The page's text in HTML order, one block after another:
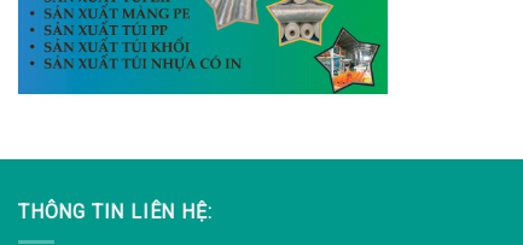
THÔNG TIN LIÊN HỆ: